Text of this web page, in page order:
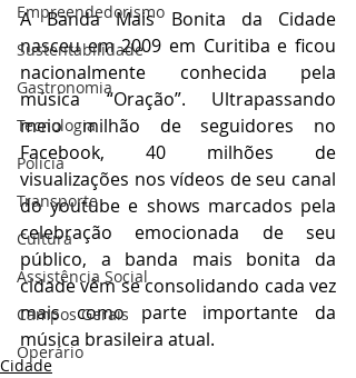
Empreendedorismo
Sustentabilidade
Gastronomia
Tecnologia
Polícia
Transporte
Cultura
Assistência Social
Campos Gerais
Operário
A Banda Mais Bonita da Cidade
nasceu em 2009 em Curitiba e ficou
nacionalmente conhecida pela
música “Oração”. Ultrapassando
meio milhão de seguidores no
Facebook, 40 milhões de
visualizações nos vídeos de seu canal
do youtube e shows marcados pela
celebração emocionada de seu
público, a banda mais bonita da
cidade vêm se consolidando cada vez
mais como parte importante da
música brasileira atual.
Cidade